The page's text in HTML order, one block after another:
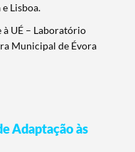
Lisboa.
à UÉ – Laboratório
Municipal de Évora
Adaptação às